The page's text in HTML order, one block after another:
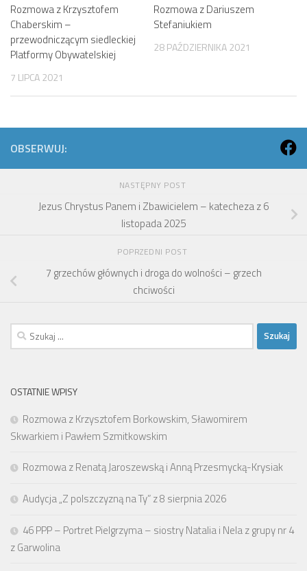
Rozmowa z Krzysztofem
Chaberskim –
przewodniczącym siedleckiej
Platformy Obywatelskiej
7 LIPCA 2021
Rozmowa z Dariuszem
Stefaniukiem
28 PAŹDZIERNIKA 2021
OBSERWUJ:
NASTĘPNY POST
Jezus Chrystus Panem i Zbawicielem – katecheza z 6
listopada 2025
POPRZEDNI POST
7 grzechów głównych i droga do wolności – grzech
chciwości
Szukaj:
OSTATNIE WPISY
Rozmowa z Krzysztofem Borkowskim, Sławomirem
Skwarkiem i Pawłem Szmitkowskim
Rozmowa z Renatą Jaroszewską i Anną Przesmycką-Krysiak
Audycja „Z polszczyzną na Ty” z 8 sierpnia 2026
46 PPP – Portret Pielgrzyma – siostry Natalia i Nela z grupy nr 4
z Garwolina